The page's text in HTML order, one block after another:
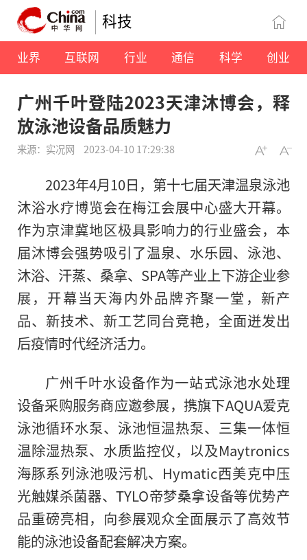
科技
业界 互联网 行业 通信 科学 创业
广州千叶登陆2023天津沐博会，释
放泳池设备品质魅力
来源：实况网 2023-04-10 17:29:38
2023年4月10日，第十七届天津温泉泳池
沐浴水疗博览会在梅江会展中心盛大开幕。
作为京津冀地区极具影响力的行业盛会，本
届沐博会强势吸引了温泉、水乐园、泳池、
沐浴、汗蒸、桑拿、SPA等产业上下游企业参
展，开幕当天海内外品牌齐聚一堂，新产
品、新技术、新工艺同台竞艳，全面迸发出
后疫情时代经济活力。
广州千叶水设备作为一站式泳池水处理
设备采购服务商应邀参展，携旗下AQUA爱克
泳池循环水泵、泳池恒温热泵、三集一体恒
温除湿热泵、水质监控仪，以及Maytronics
海豚系列泳池吸污机、Hymatic西美克中压
光触媒杀菌器、TYLO帝梦桑拿设备等优势产
品重磅亮相，向参展观众全面展示了高效节
能的泳池设备配套解决方案。